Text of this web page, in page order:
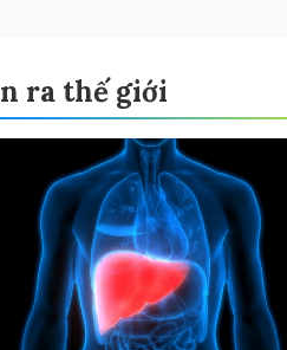
ra thế giới